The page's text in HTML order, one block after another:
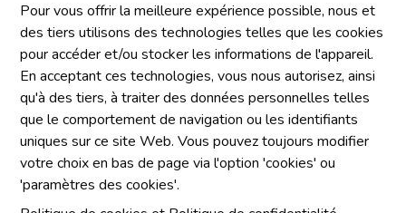
Pour vous offrir la meilleure expérience possible, nous et
des tiers utilisons des technologies telles que les cookies
pour accéder et/ou stocker les informations de l'appareil.
En acceptant ces technologies, vous nous autorisez, ainsi
qu'à des tiers, à traiter des données personnelles telles
que le comportement de navigation ou les identifiants
uniques sur ce site Web. Vous pouvez toujours modifier
votre choix en bas de page via l'option 'cookies' ou
'paramètres des cookies'.
Mentions obligatoires
Chaque agence est juridiquement et financièrement
indépendante
SRL IMMO Water Lane - TVA BE 0755330288